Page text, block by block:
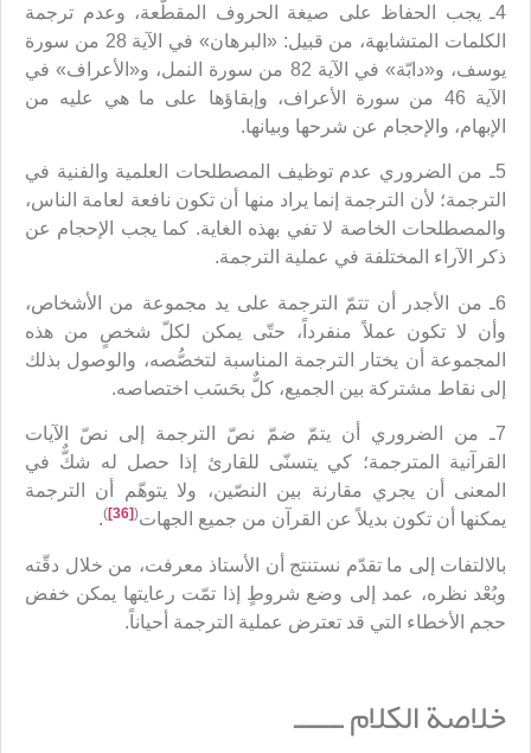
4ـ يجب الحفاظ على صيغة الحروف المقطَّعة، وعدم ترجمة
الكلمات المتشابهة، من قبيل: «البرهان» في الآية 28 من سورة
يوسف، و«دابّة» في الآية 82 من سورة النمل، و«الأعراف» في
الآية 46 من سورة الأعراف، وإبقاؤها على ما هي عليه من
الإبهام، والإحجام عن شرحها وبيانها.
5ـ من الضروري عدم توظيف المصطلحات العلمية والفنية في
الترجمة؛ لأن الترجمة إنما يراد منها أن تكون نافعة لعامة الناس،
والمصطلحات الخاصة لا تفي بهذه الغاية. كما يجب الإحجام عن
ذكر الآراء المختلفة في عملية الترجمة.
6ـ من الأجدر أن تتمّ الترجمة على يد مجموعة من الأشخاص،
وأن لا تكون عملاً منفرداً، حتّى يمكن لكلّ شخصٍ من هذه
المجموعة أن يختار الترجمة المناسبة لتخصُّصه، والوصول بذلك
إلى نقاط مشتركة بين الجميع، كلٌّ بحَسَب اختصاصه.
7ـ من الضروري أن يتمّ ضمّ نصّ الترجمة إلى نصّ الآيات
القرآنية المترجمة؛ كي يتسنّى للقارئ إذا حصل له شكٌّ في
المعنى أن يجري مقارنة بين النصّين، ولا يتوهّم أن الترجمة
يمكنها أن تكون بديلاً عن القرآن من جميع الجهات(
[36]
)
.
بالالتفات إلى ما تقدّم نستنتج أن الأستاذ معرفت، من خلال دقّته
وبُعْد نظره، عمد إلى وضع شروطٍ إذا تمّت رعايتها يمكن خفض
حجم الأخطاء التي قد تعترض عملية الترجمة أحياناً.
خلاصة الكلام ــــــ